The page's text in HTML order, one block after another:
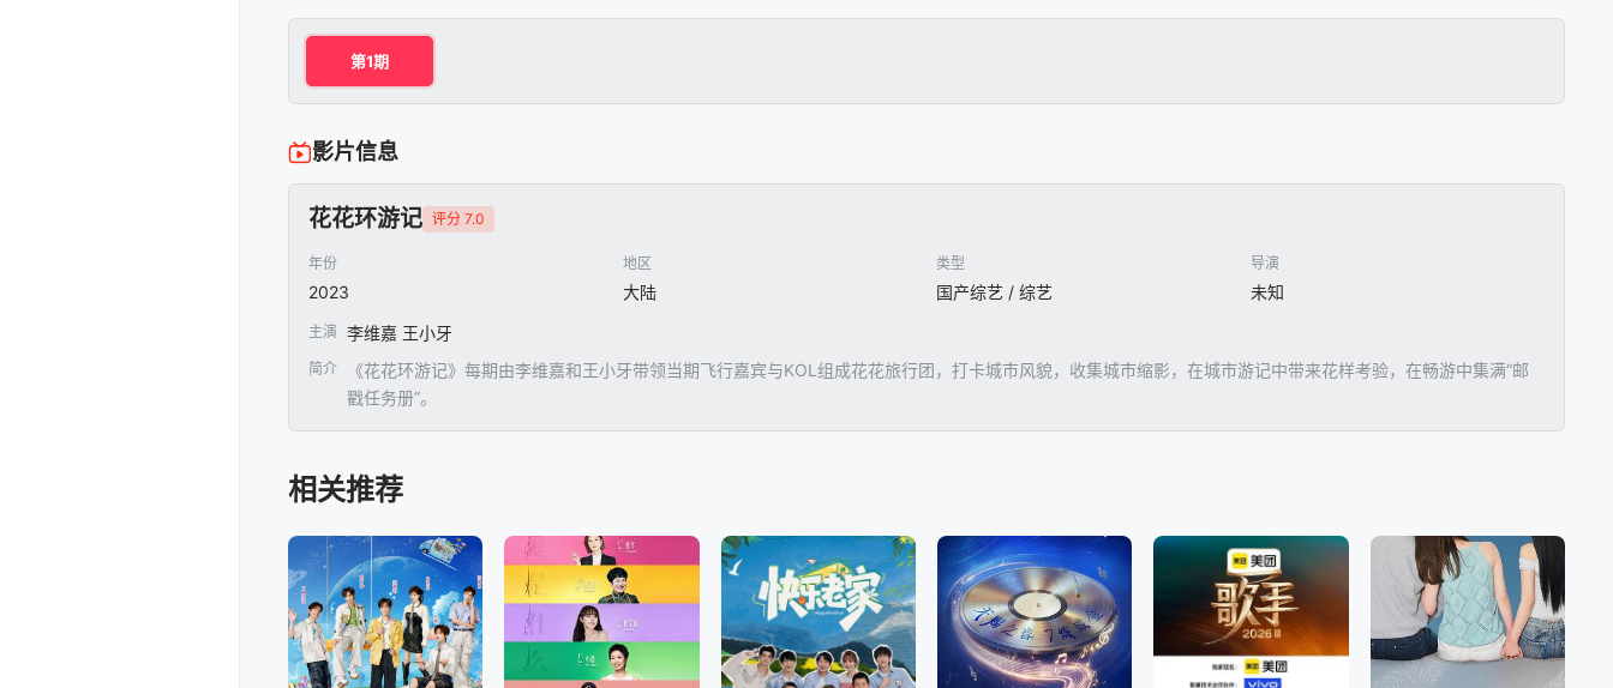
第1期
影片信息
花花环游记 评分 7.0
年份
2023
地区
大陆
类型
国产综艺 / 综艺
导演
未知
主演 李维嘉 王小牙
简介
《花花环游记》每期由李维嘉和王小牙带领当期飞行嘉宾与KOL组成花花旅行团，打卡城市风貌，收集城市缩影，在城市游记中带来花样考验，在畅游中集满“邮
戳任务册”。
相关推荐